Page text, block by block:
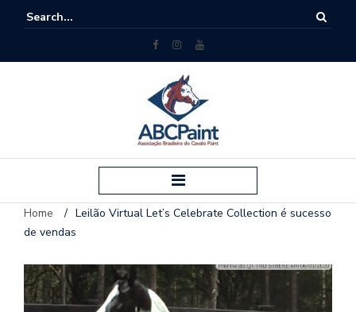
Home / Leilão Virtual Let’s Celebrate Collection é sucesso
de vendas